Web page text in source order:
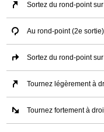
Sortez du rond-point
Au rond-point (2e
Sortez du rond-point
Tournez légèrement à
Tournez fortement à